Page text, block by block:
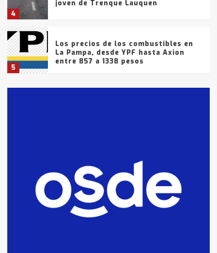
4
joven de Trenque Lauquen
5
Los precios de los combustibles en
La Pampa, desde YPF hasta Axion
entre 857 a 1338 pesos
fueron detenidos por
comercialización de drogas en la
tarde del sábado
T.Lauquen: se vendió el edificio de
lo que fue la planta Industrial del